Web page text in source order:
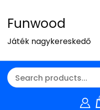
Funwood
Játék nagykereskedő